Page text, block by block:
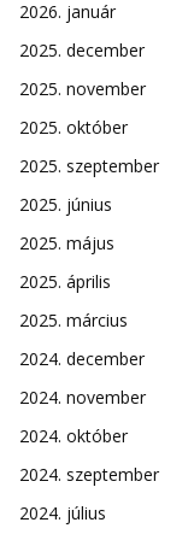
2026. január
2025. december
2025. november
2025. október
2025. szeptember
2025. június
2025. május
2025. április
2025. március
2024. december
2024. november
2024. október
2024. szeptember
2024. július